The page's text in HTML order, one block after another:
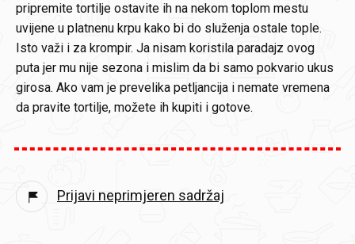
pripremite tortilje ostavite ih na nekom toplom mestu
uvijene u platnenu krpu kako bi do služenja ostale tople.
Isto važi i za krompir. Ja nisam koristila paradajz ovog
puta jer mu nije sezona i mislim da bi samo pokvario ukus
girosa. Ako vam je prevelika petljancija i nemate vremena
da pravite tortilje, možete ih kupiti i gotove.
Prijavi neprimjeren sadržaj